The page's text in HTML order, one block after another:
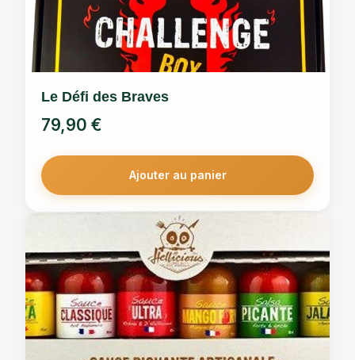
Le Défi des Braves
79,90 €
Ajouter au panier